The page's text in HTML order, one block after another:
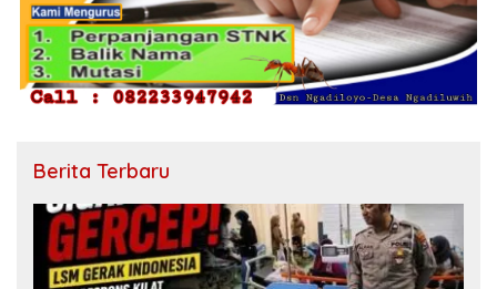
Berita Terbaru